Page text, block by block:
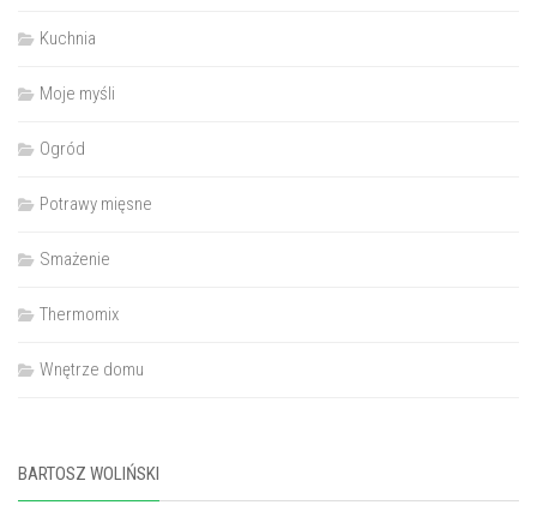
Kuchnia
Moje myśli
Ogród
Potrawy mięsne
Smażenie
Thermomix
Wnętrze domu
BARTOSZ WOLIŃSKI